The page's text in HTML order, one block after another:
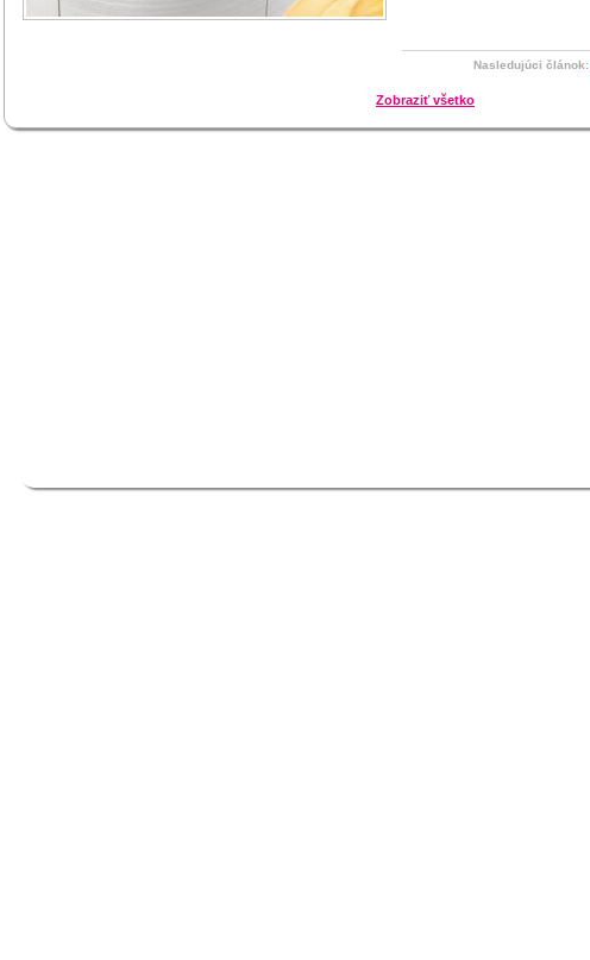
Nasledujúci článok:
Zobraziť všetko